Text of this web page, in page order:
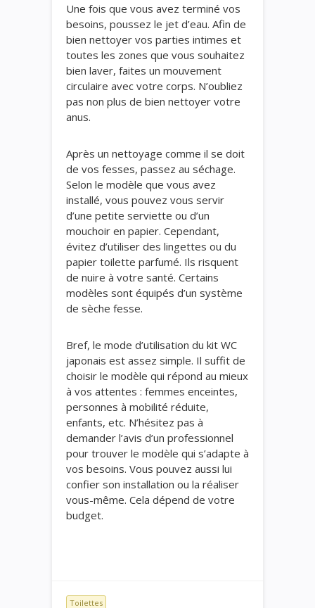
Une fois que vous avez terminé vos
besoins, poussez le jet d’eau. Afin de
bien nettoyer vos parties intimes et
toutes les zones que vous souhaitez
bien laver, faites un mouvement
circulaire avec votre corps. N’oubliez
pas non plus de bien nettoyer votre
anus.
Après un nettoyage comme il se doit
de vos fesses, passez au séchage.
Selon le modèle que vous avez
installé, vous pouvez vous servir
d’une petite serviette ou d’un
mouchoir en papier. Cependant,
évitez d’utiliser des lingettes ou du
papier toilette parfumé. Ils risquent
de nuire à votre santé. Certains
modèles sont équipés d’un système
de sèche fesse.
Bref, le mode d’utilisation du kit WC
japonais est assez simple. Il suffit de
choisir le modèle qui répond au mieux
à vos attentes : femmes enceintes,
personnes à mobilité réduite,
enfants, etc. N’hésitez pas à
demander l’avis d’un professionnel
pour trouver le modèle qui s’adapte à
vos besoins. Vous pouvez aussi lui
confier son installation ou la réaliser
vous-même. Cela dépend de votre
budget.
Toilettes